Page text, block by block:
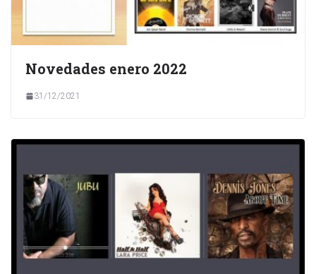
Novedades enero 2022
31/12/2021